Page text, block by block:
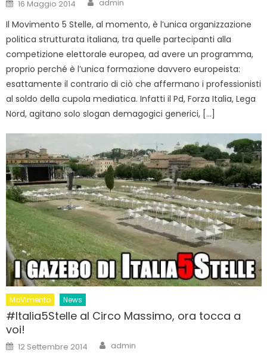
on
16 Maggio 2014 admin
Il Movimento 5 Stelle, al momento, è l’unica organizzazione
politica strutturata italiana, tra quelle partecipanti alla
competizione elettorale europea, ad avere un programma,
proprio perché è l’unica formazione davvero europeista:
esattamente il contrario di ciò che affermano i professionisti
al soldo della cupola mediatica. Infatti il Pd, Forza Italia, Lega
Nord, agitano solo slogan demagogici generici, […]
MoVimento News
#Italia5Stelle al Circo Massimo, ora tocca a
voi!
Posted
on
12 Settembre 2014 Author
admin